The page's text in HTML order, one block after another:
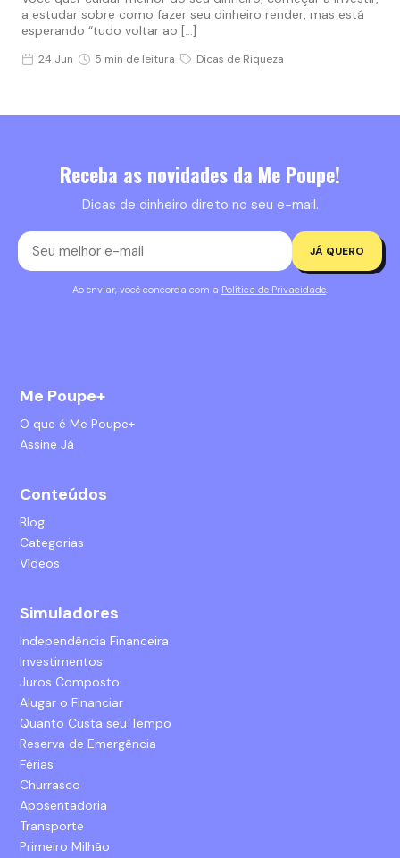
a estudar sobre como fazer seu dinheiro render, mas está
esperando “tudo voltar ao […]
24 Jun 5 min de leitura Dicas de Riqueza
Receba as novidades da Me Poupe!
Dicas de dinheiro direto no seu e-mail.
JÁ QUERO
Ao enviar, você concorda com a Política de Privacidade.
Me Poupe+
O que é Me Poupe+
Assine Já
Conteúdos
Blog
Categorias
Vídeos
Simuladores
Independência Financeira
Investimentos
Juros Composto
Alugar o Financiar
Quanto Custa seu Tempo
Reserva de Emergência
Férias
Churrasco
Aposentadoria
Transporte
Primeiro Milhão